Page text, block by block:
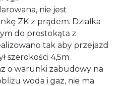
nie jest
ZK z prądem. Działka
do prostokąta z
tak aby przejazd
szerokości 4,5m.
o warunki zabudowy na
woda i gaz, nie ma